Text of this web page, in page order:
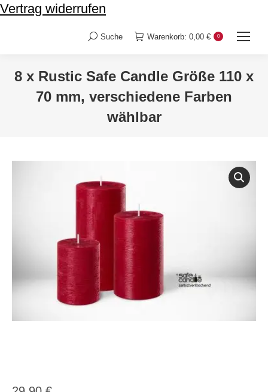
Vertrag widerrufen
Search:
Suche Warenkorb: 0,00 € 0
8 x Rustic Safe Candle Größe 110 x
70 mm, verschiedene Farben
wählbar